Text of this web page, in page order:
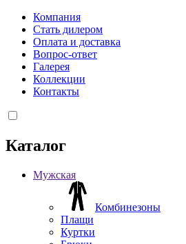
Компания
Стать дилером
Оплата и доставка
Вопрос-ответ
Галерея
Коллекции
Контакты
Каталог
Мужская
Комбинезоны
Плащи
Куртки